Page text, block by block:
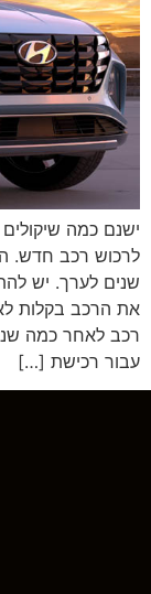
ישנם כמה
לרכוש רכב חדש.
שנים לערך. יש
את הרכב בקלות
רכב לאחר כמה
עבור רכישת […]